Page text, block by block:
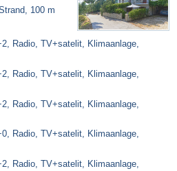
100 m
Radio, TV+satelit, Klimaanlage,
Radio, TV+satelit, Klimaanlage,
Radio, TV+satelit, Klimaanlage,
Radio, TV+satelit, Klimaanlage,
Radio, TV+satelit, Klimaanlage,